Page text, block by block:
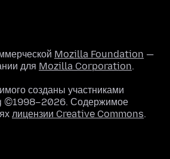
Mozilla Foundation —
для Mozilla Corporation.
созданы участниками
©1998–2026. Содержимое
лицензии Creative Commons.